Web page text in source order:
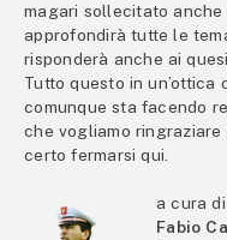
magari sollecitato
approfondirà tutte le
risponderà anche ai
Tutto questo in un’ottica
comunque sta facendo
che vogliamo ringraziare
certo fermarsi qui.
a cura di
Fabio